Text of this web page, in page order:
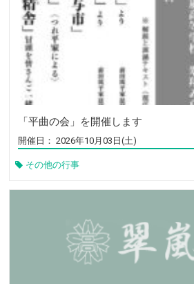
2026/05/23
【イベント】 令和8年度
懇親会のご案内
2026/05/16
【イベント】 令和8年度
2026/04/28
【クラブだより（野球部
会開催のご案内
2026/04/28
の栄冠！第34回親睦ゴル
2026/04/13
【同期会情報（高25回）
25期同期会開催のお知らせ
【イベント】 第20回青
【同期会情報（高33回
会について
【クラブだより（野球部
「平曲の会」を開催します
開催日： 2026年10月03日(土)
その他の行事